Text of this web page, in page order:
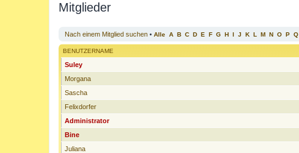
Mitglieder
Nach einem Mitglied suchen • Alle A B C D E F G H I J K L M N O P Q
BENUTZERNAME
Suley
Morgana
Sascha
Felixdorfer
Administrator
Bine
Juliana